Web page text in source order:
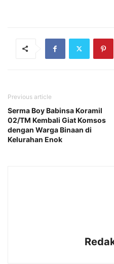
Previous article
Serma Boy Babinsa Koramil
02/TM Kembali Giat Komsos
dengan Warga Binaan di
Kelurahan Enok